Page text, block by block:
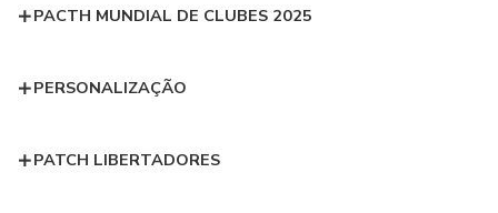
PACTH MUNDIAL DE CLUBES 2025
PERSONALIZAÇÃO
PATCH LIBERTADORES